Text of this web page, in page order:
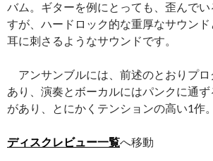
バム。ギターを例にとっても、歪んで
すが、ハードロック的な重厚なサウン
耳に刺さるようなサウンドです。
アンサンブルには、前述のとおりプロ
あり、演奏とボーカルにはパンクに通
があり、とにかくテンションの高い1作。
ディスクレビュー一覧へ移動